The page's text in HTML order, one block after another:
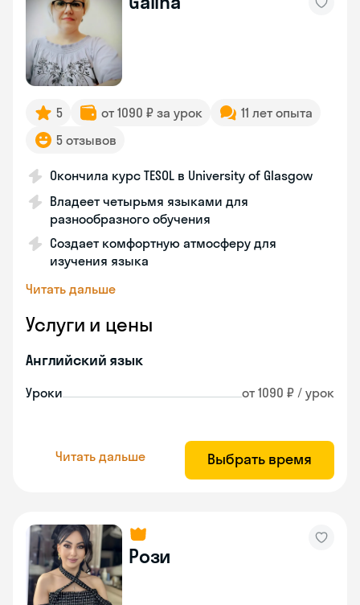
5 от 1090 ₽ за урок
11 лет опыта
5 отзывов
Окончила курс TESOL в University of Glasgow
Владеет четырьмя языками для
разнообразного обучения
Создает комфортную атмосферу для
изучения языка
Читать дальше
Услуги и цены
Английский язык
Уроки от 1090 ₽ / урок
Читать дальше Выбрать время
Рози